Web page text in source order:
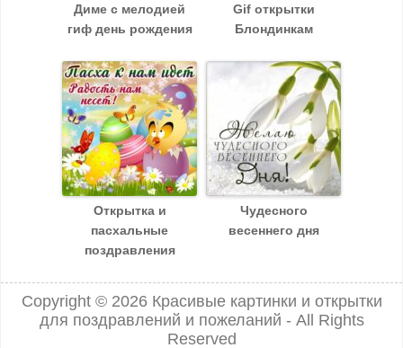
Диме с мелодией
гиф день рождения
Gif открытки
Блондинкам
Открытка и
пасхальные
поздравления
Чудесного
весеннего дня
Copyright © 2026 Красивые картинки и открытки
для поздравлений и пожеланий - All Rights
Reserved